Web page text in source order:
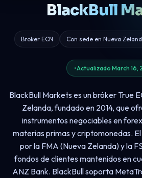
BlackBull
Broker ECN Con sede en Nueva
Actualizado March 16,
BlackBull Markets es un bróker True
Zelanda, fundado en 2014, que
instrumentos negociables en
materias primas y criptomonedas.
por la FMA (Nueva Zelanda) y la
fondos de clientes mantenidos en
ANZ Bank. BlackBull soporta